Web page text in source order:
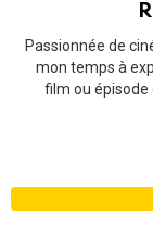
Passionnée de
mon temps à
film ou épisode